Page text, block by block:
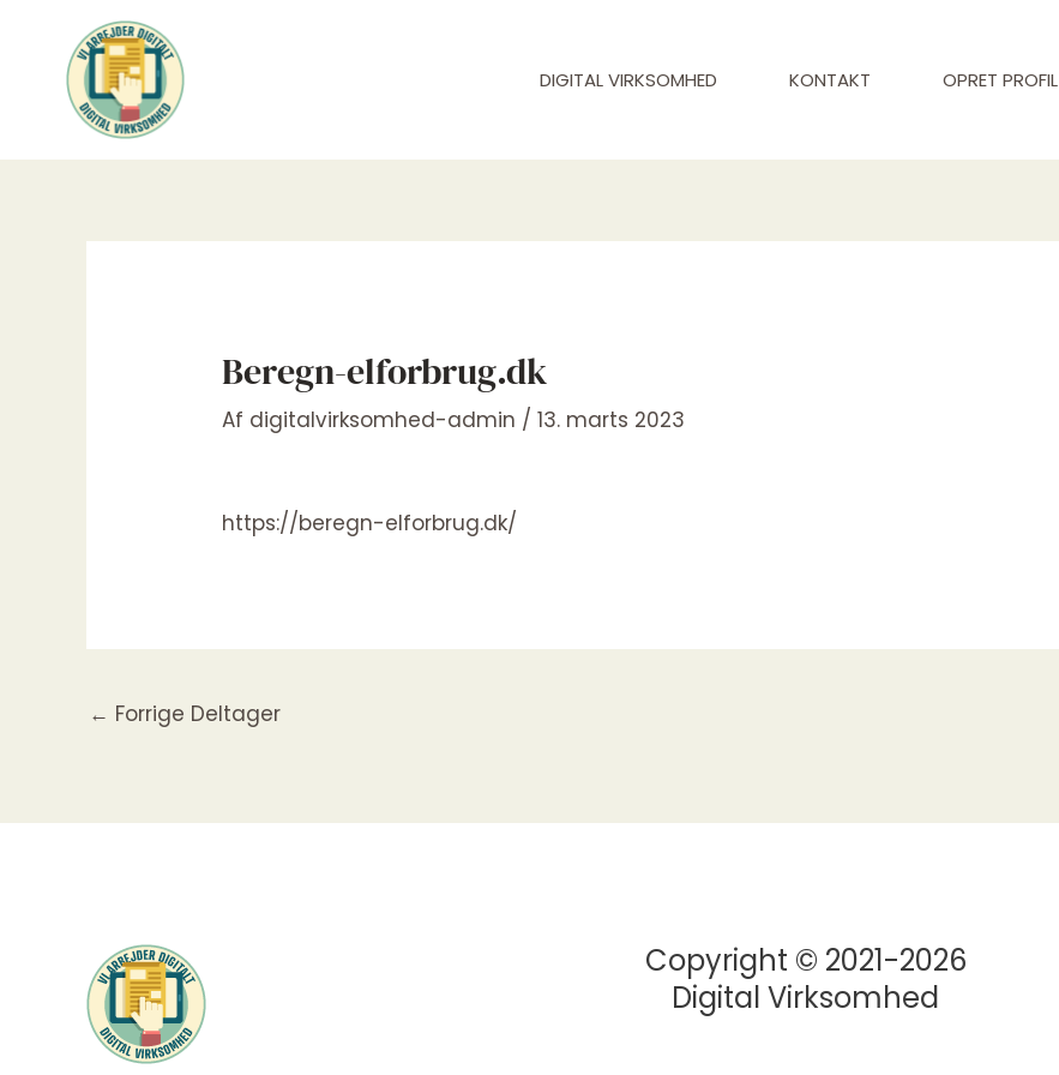
indholdet
DIGITAL VIRKSOMHED KONTAKT OPRET PROFIL
Beregn-elforbrug.dk
Af digitalvirksomhed-admin /13. marts 2023
https://beregn-elforbrug.dk/
← Forrige Deltager
Copyright © 2021-2026
Digital Virksomhed